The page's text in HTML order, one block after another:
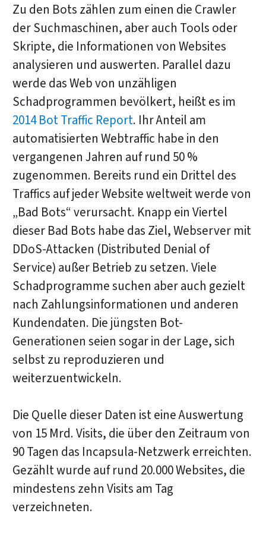
Zu den Bots zählen zum einen die Crawler
der Suchmaschinen, aber auch Tools oder
Skripte, die Informationen von Websites
analysieren und auswerten. Parallel dazu
werde das Web von unzähligen
Schadprogrammen bevölkert, heißt es im
2014 Bot Traffic Report. Ihr Anteil am
automatisierten Webtraffic habe in den
vergangenen Jahren auf rund 50 %
zugenommen. Bereits rund ein Drittel des
Traffics auf jeder Website weltweit werde von
„Bad Bots“ verursacht. Knapp ein Viertel
dieser Bad Bots habe das Ziel, Webserver mit
DDoS-Attacken (Distributed Denial of
Service) außer Betrieb zu setzen. Viele
Schadprogramme suchen aber auch gezielt
nach Zahlungsinformationen und anderen
Kundendaten. Die jüngsten Bot-
Generationen seien sogar in der Lage, sich
selbst zu reproduzieren und
weiterzuentwickeln.
Die Quelle dieser Daten ist eine Auswertung
von 15 Mrd. Visits, die über den Zeitraum von
90 Tagen das Incapsula-Netzwerk erreichten.
Gezählt wurde auf rund 20.000 Websites, die
mindestens zehn Visits am Tag
verzeichneten.